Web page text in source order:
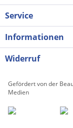
Service
Informationen
Widerruf
Gefördert von der
Medien